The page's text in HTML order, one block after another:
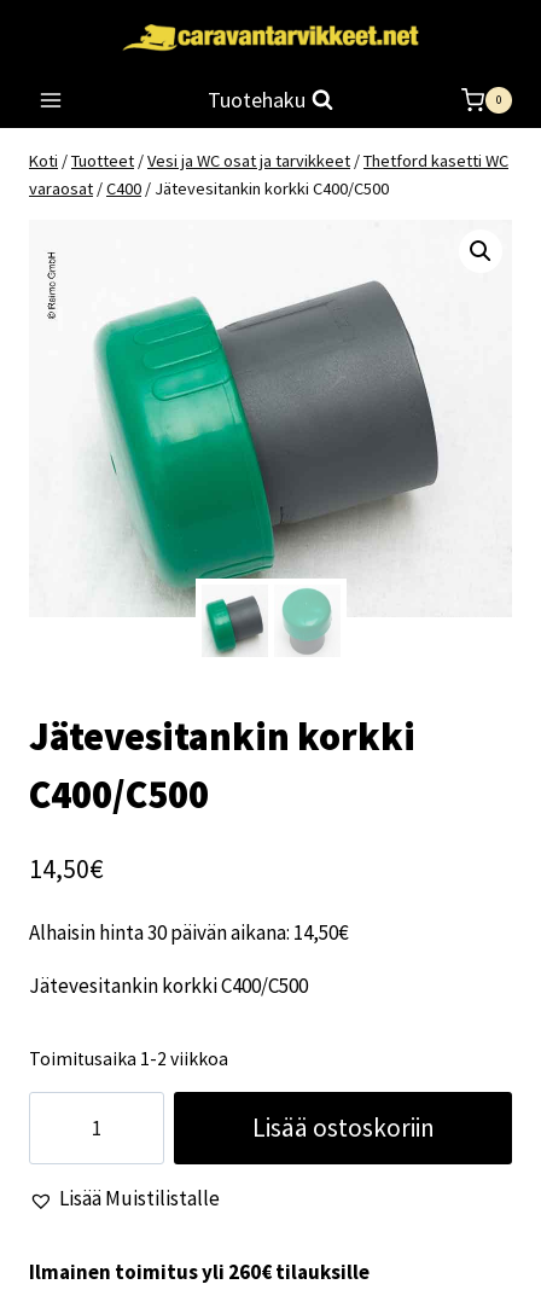
Tuotehaku 0
Koti /Tuotteet /Vesi ja WC osat ja tarvikkeet /Thetford kasetti WC
varaosat /C400 / Jätevesitankin korkki C400/C500
Jätevesitankin korkki
C400/C500
14,50€
Alhaisin hinta 30 päivän aikana: 14,50€
Jätevesitankin korkki C400/C500
Toimitusaika 1-2 viikkoa
C400/C500
määrä
Lisää ostoskoriin
Lisää Muistilistalle
Ilmainen toimitus yli 260€ tilauksille